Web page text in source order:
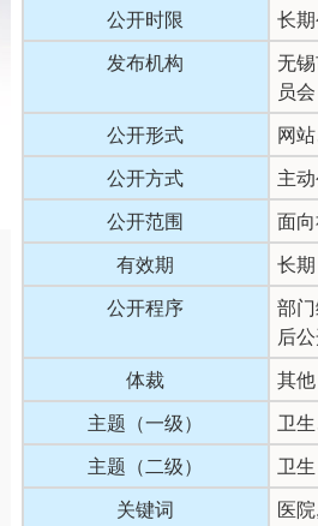
公开时限 长
发布机构
无
员会
公开形式 网
公开方式 主
公开范围 面
有效期 长期
公开程序
部
后
体裁 其他
主题（一级） 卫
主题（二级） 卫生
关键词
医